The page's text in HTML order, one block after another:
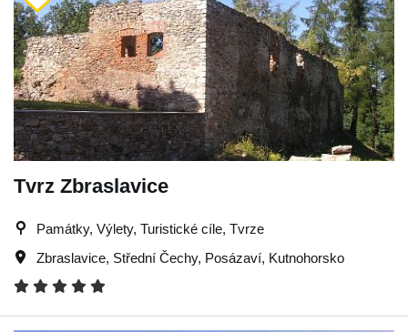
Tvrz Zbraslavice
Památky, Výlety, Turistické cíle, Tvrze
Zbraslavice, Střední Čechy, Posázaví, Kutnohorsko